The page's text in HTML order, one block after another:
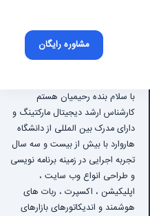
مشاوره رایگان
با سلام بنده رحیمیان هستم
کارشناس ارشد دیجیتال مارکتینگ و
دارای مدرک بین المللی از دانشگاه
هاروارد با بیش از بیست و سه سال
تجربه اجرایی در زمینه برنامه نویسی
و طراحی انواع وب سایت ،
اپلیکیشن ، اکسپرت ، ربات های
هوشمند و اندیکاتورهای بازارهای